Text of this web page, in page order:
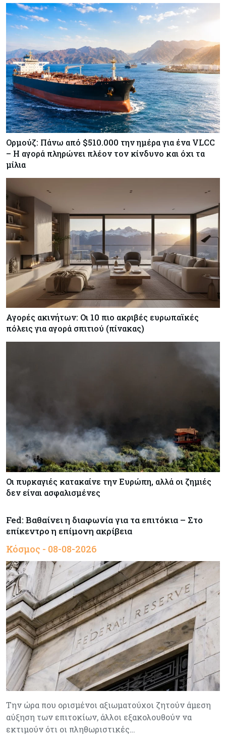
Ορμούζ: Πάνω από $510.000 την ημέρα για ένα VLCC
– Η αγορά πληρώνει πλέον τον κίνδυνο και όχι τα
μίλια
Αγορές ακινήτων: Οι 10 πιο ακριβές ευρωπαϊκές
πόλεις για αγορά σπιτιού (πίνακας)
Οι πυρκαγιές κατακαίνε την Ευρώπη, αλλά οι ζημιές
δεν είναι ασφαλισμένες
Fed: Βαθαίνει η διαφωνία για τα επιτόκια – Στο
επίκεντρο η επίμονη ακρίβεια
Κόσμος - 08-08-2026
Την ώρα που ορισμένοι αξιωματούχοι ζητούν άμεση
αύξηση των επιτοκίων, άλλοι εξακολουθούν να
εκτιμούν ότι οι πληθωριστικές…